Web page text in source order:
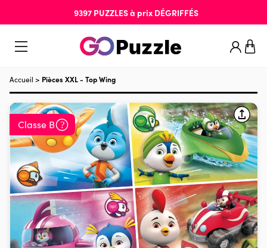
9397 PUZZLESà prix DÉGRIFFÉS
Accueil > Pièces XXL - Top Wing
Classe B